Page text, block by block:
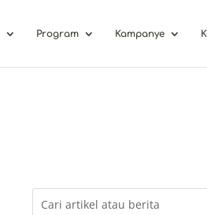
Program Kampanye